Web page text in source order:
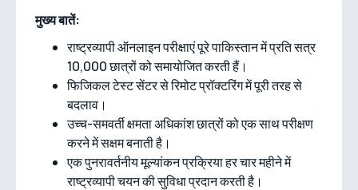
मुख्य बातें:
राष्ट्रव्यापी ऑनलाइन परीक्षाएं पूरे पाकिस्तान में प्रति सत्र
10,000 छात्रों को समायोजित करती हैं।
फिजिकल टेस्ट सेंटर से रिमोट प्रॉक्टरिंग में पूरी तरह से
बदलाव।
उच्च-समवर्ती क्षमता अधिकांश छात्रों को एक साथ परीक्षण
करने में सक्षम बनाती है।
एक पुनरावर्तनीय मूल्यांकन प्रक्रिया हर चार महीने में
राष्ट्रव्यापी चयन की सुविधा प्रदान करती है।